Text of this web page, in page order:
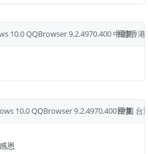
回复
10.0QQBrowser 9.2.4970.400中国 香港
回复
10.0QQBrowser 9.2.4970.400中国 台
恩